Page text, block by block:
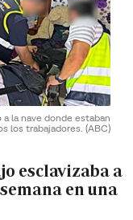
la nave donde estaban
los trabajadores. (ABC)
esclavizaba a
en una